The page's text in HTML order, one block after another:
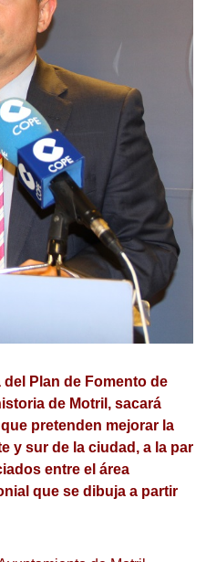
Plan de Fomento de
de Motril, sacará
pretenden mejorar la
y sur de la ciudad, a la par
entre el área
que se dibuja a partir